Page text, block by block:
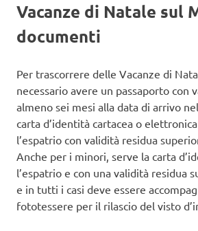
Vacanze di Natale sul
documenti
Per trascorrere delle Vacanze di
necessario avere un passaporto con
almeno sei mesi alla data di arrivo
carta d’identità cartacea o
l’espatrio con validità residua
Anche per i minori, serve la carta
l’espatrio e con una validità residua
e in tutti i casi deve essere
fototessere per il rilascio del visto